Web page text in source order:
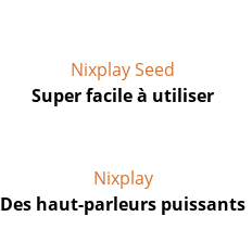
Nixplay Seed
Super facile à utiliser
Nixplay
Des haut-parleurs puissants